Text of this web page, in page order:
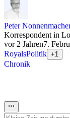
Peter
Korrespondent in
vor 2 Jahren7.
RoyalsPolitik +1
Chronik